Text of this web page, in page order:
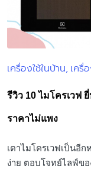
Posted
เครื่องใช้ในบ้าน เครื่
รีวิว 10 ไมโครเวฟ
ราคาไม่แพง
เตาไมโครเวฟเป็นอี
ง่าย ตอบโจทย์ไลฟ์ข